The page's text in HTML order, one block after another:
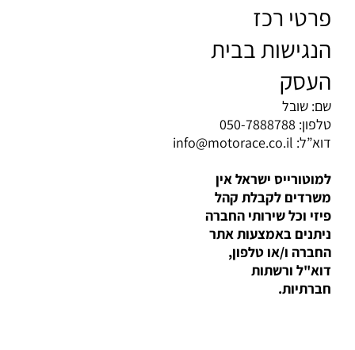
פרטי רכז
הנגישות בבית
העסק
שם: שובל
טלפון: 050-7888788
דוא”ל: info@motorace.co.il
למוטורייס ישראל אין
משרדים לקבלת קהל
פיזי וכל שירותי החברה
ניתנים באמצעות אתר
החברה ו/או טלפון,
דוא"ל ורשתות
חברתיות.